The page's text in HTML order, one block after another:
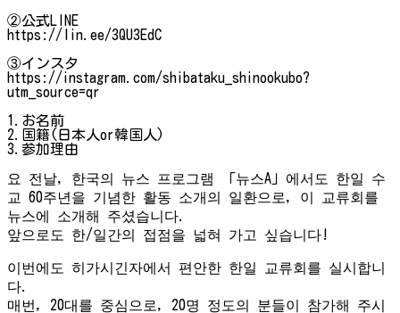
②公式LINE
https://lin.ee/3QU3EdC
③インスタ
https://instagram.com/shibataku_shinookubo?
utm_source=qr
1.お名前
2.国籍(日本人or韓国人)
3.参加理由
요 전날, 한국의 뉴스 프로그램 「뉴스A」에서도 한일 수
교 60주년을 기념한 활동 소개의 일환으로, 이 교류회를
뉴스에 소개해 주셨습니다.
앞으로도 한/일간의 접점을 넓혀 가고 싶습니다!
이번에도 히가시긴자에서 편안한 한일 교류회를 실시합니
다.
매번, 20대를 중심으로, 20명 정도의 분들이 참가해 주시